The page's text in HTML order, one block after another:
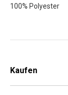
100% Polyester
Kaufen